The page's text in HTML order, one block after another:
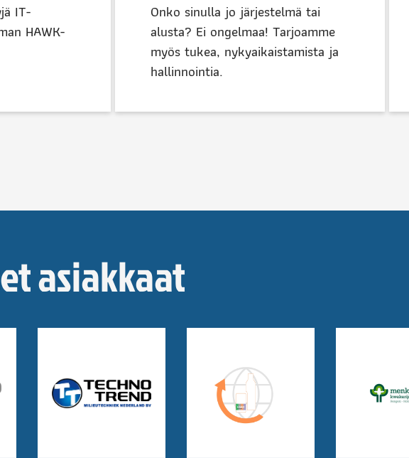
IT-
HAWK-
Onko sinulla jo järjestelmä tai
alusta? Ei ongelmaa! Tarjoamme
myös tukea, nykyaikaistamista ja
hallinnointia.
asiakkaat